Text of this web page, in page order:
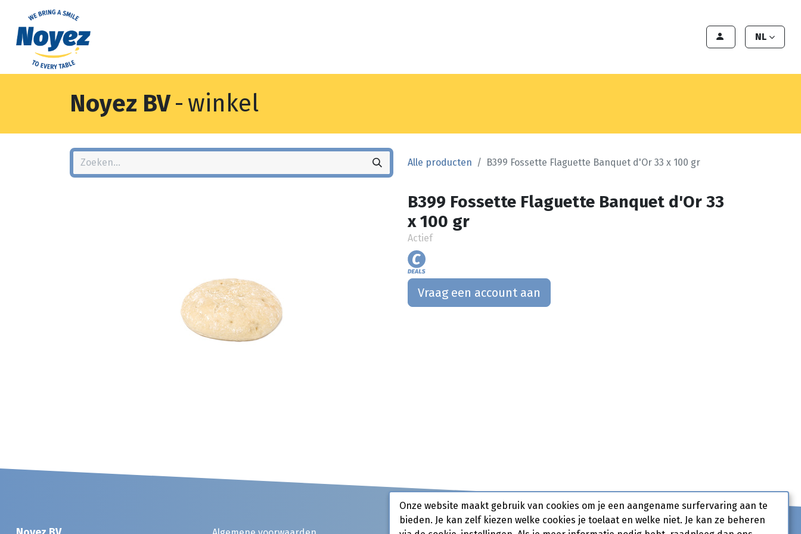
NL
Noyez BV- winkel
Alle producten B399 Fossette Flaguette Banquet d'Or 33 x 100 gr
B399 Fossette Flaguette Banquet d'Or 33
x 100 gr
Actief
Vraag een account aan
Onze website maakt gebruik van cookies om je een aangename surfervaring aan te
bieden. Je kan zelf kiezen welke cookies je toelaat en welke niet. Je kan ze beheren